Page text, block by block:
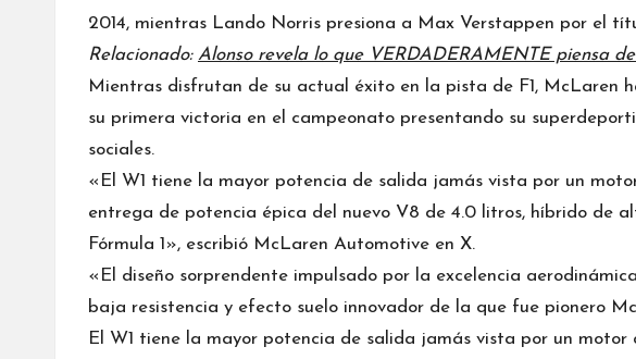
2014, mientras Lando Norris presiona a Max Verstappen por el
Relacionado: Alonso revela lo que VERDADERAMENTE piensa
Mientras disfrutan de su actual éxito en la pista de F1, McLaren
su primera victoria en el campeonato presentando su
sociales.
«El W1 tiene la mayor potencia de salida jamás vista por un
entrega de potencia épica del nuevo V8 de 4.0 litros, híbrido de
Fórmula 1», escribió McLaren Automotive en X.
«El diseño sorprendente impulsado por la excelencia
baja resistencia y efecto suelo innovador de la que fue pionero
El W1 tiene la mayor potencia de salida jamás vista por un motor